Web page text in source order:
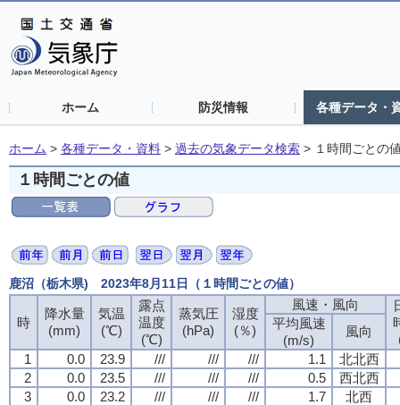
ホーム 防災情報 各種データ・
ホーム > 各種データ・資料 > 過去の気象データ検索 > １時間ごとの
１時間ごとの値
鹿沼（栃木県) 2023年8月11日（１時間ごとの値）
時
降水量
(mm)
気温
(℃)
露点
温度
(℃)
蒸気圧
(hPa)
湿度
(％)
風速・風向
平均風速
(m/s)
風向
1
0.0 23.9 /// /// /// 1.1
北北西
2
0.0 23.5 /// /// /// 0.5
西北西
3
0.0 23.2 /// /// /// 1.7
北西
時
降水量
(mm)
気温
(℃)
露点
温度
(℃)
蒸気圧
(hPa)
湿度
(％)
風速・風向
平均風速
(m/s)
風向
1
0.0 23.9 /// /// /// 1.1
北北西
2
0.0 23.5 /// /// /// 0.5
西北西
3
0.0 23.2 /// /// /// 1.7
北西
時
降水量
(mm)
気温
(℃)
露点
温度
(℃)
蒸気圧
(hPa)
湿度
(％)
風速・風向
平均風速
(m/s)
風向
1
0.0 23.9 /// /// /// 1.1
北北西
2
0.0 23.5 /// /// /// 0.5
西北西
3
0.0 23.2 /// /// /// 1.7
北西
時
降水量
(mm)
気温
(℃)
露点
温度
(℃)
蒸気圧
(hPa)
湿度
(％)
風速・風向
平均風速
(m/s)
風向
1
0.0 23.9 /// /// /// 1.1
北北西
2
0.0 23.5 /// /// /// 0.5
西北西
3
0.0 23.2 /// /// /// 1.7
北西